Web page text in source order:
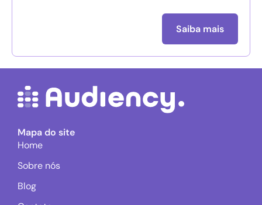
Saiba mais
Mapa do site
Home
Sobre nós
Blog